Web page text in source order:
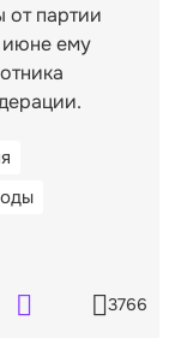
от партии
ему
3766